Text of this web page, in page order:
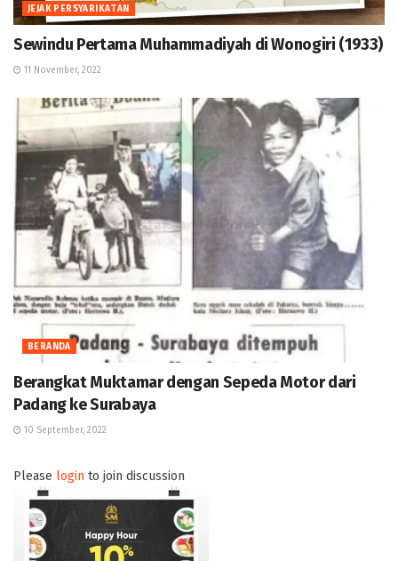
JEJAK PERSYARIKATAN
Sewindu Pertama Muhammadiyah di Wonogiri (1933)
11 November, 2022
BERANDA
Berangkat Muktamar dengan Sepeda Motor dari
Padang ke Surabaya
10 September, 2022
Please login to join discussion